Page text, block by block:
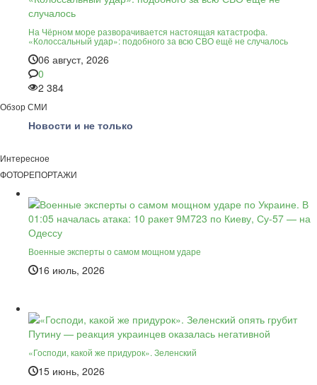
На Чёрном море разворачивается настоящая катастрофа.
«Колоссальный удар»: подобного за всю СВО ещё не случалось
06 август, 2026
0
2 384
Обзор СМИ
Новости и не только
Интересное
ФОТОРЕПОРТАЖИ
Военные эксперты о самом мощном ударе
16 июль, 2026
«Господи, какой же придурок». Зеленский
15 июнь, 2026